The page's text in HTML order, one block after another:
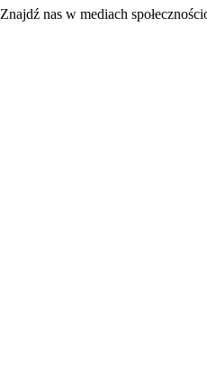
Znajdź nas w mediach